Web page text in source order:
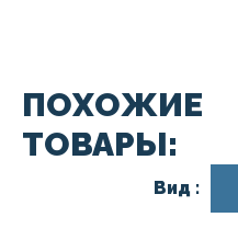
ПОХОЖИЕ
ТОВАРЫ:
Вид :